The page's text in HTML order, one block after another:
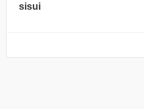
sisui